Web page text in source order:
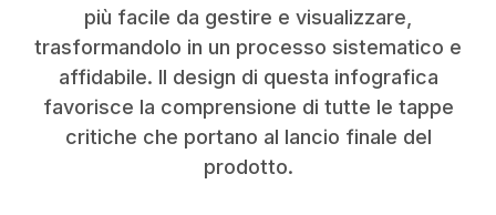
più facile da gestire e visualizzare,
trasformandolo in un processo sistematico e
affidabile. Il design di questa infografica
favorisce la comprensione di tutte le tappe
critiche che portano al lancio finale del
prodotto.